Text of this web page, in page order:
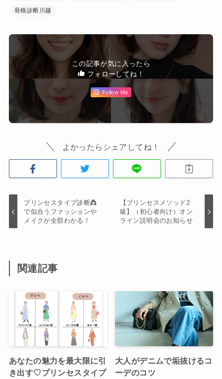
骨格診断川越
この記事が気に入ったら
フォローしてね！
Follow Me
よかったらシェアしてね！
プリンセスタイプ診断👸
で似合うファッションや
メイクが全部わかる！
【プリンセスメソッド2
級】（初心者向け）オン
ライン説明会のお知らせ
関連記事
あなたの魅力を最大限に引
き出す♡プリンセスタイプ
大人がデニムで垢抜けるコ
ーデのコツ